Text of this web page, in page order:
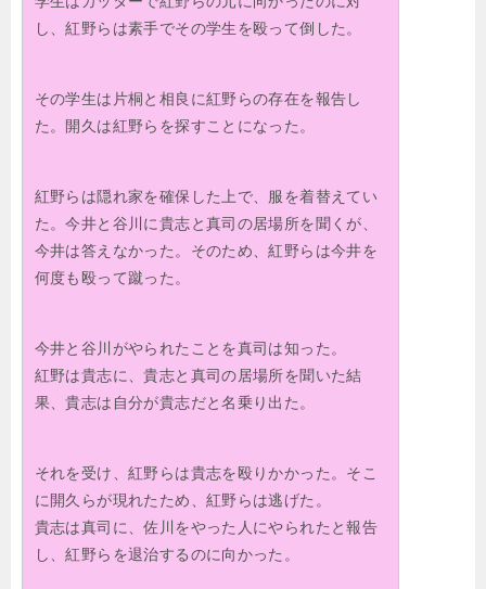
し、紅野らは素手でその学生を殴って倒した。
その学生は片桐と相良に紅野らの存在を報告し
た。開久は紅野らを探すことになった。
紅野らは隠れ家を確保した上で、服を着替えてい
た。今井と谷川に貴志と真司の居場所を聞くが、
今井は答えなかった。そのため、紅野らは今井を
何度も殴って蹴った。
今井と谷川がやられたことを真司は知った。
紅野は貴志に、貴志と真司の居場所を聞いた結
果、貴志は自分が貴志だと名乗り出た。
それを受け、紅野らは貴志を殴りかかった。そこ
に開久らが現れたため、紅野らは逃げた。
貴志は真司に、佐川をやった人にやられたと報告
し、紅野らを退治するのに向かった。